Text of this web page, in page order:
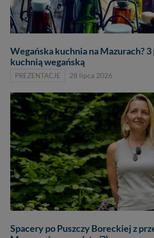
Wegańska kuchnia na Mazurach?
kuchnią wegańską
PREZENTACJE 28 lipca 2026
Spacery po Puszczy Boreckiej z